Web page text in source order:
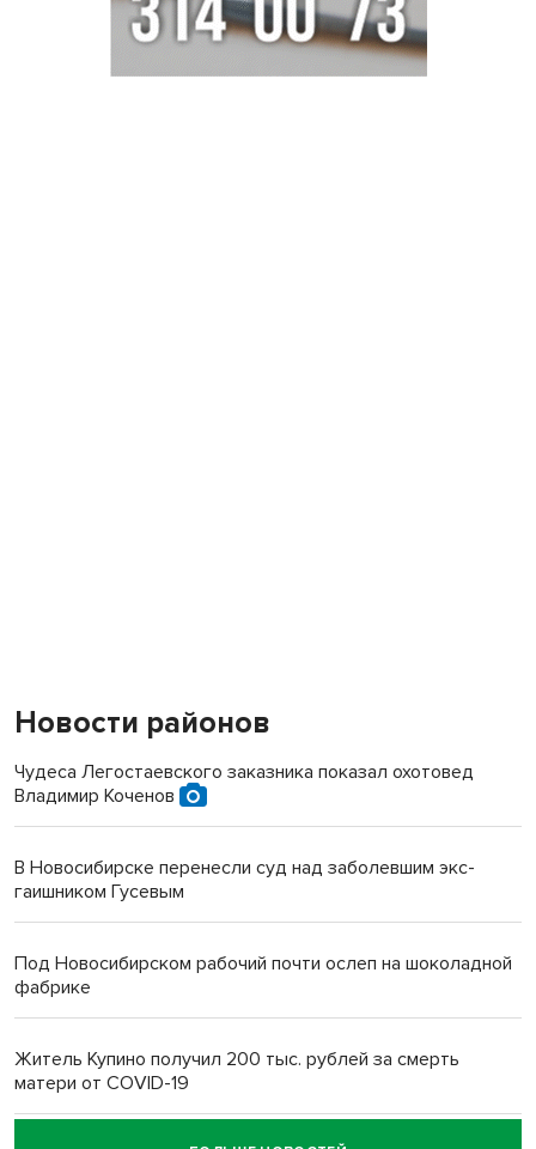
Новости районов
Чудеса Легостаевского заказника показал охотовед
Владимир Коченов
В Новосибирске перенесли суд над заболевшим экс-
гаишником Гусевым
Под Новосибирском рабочий почти ослеп на шоколадной
фабрике
Житель Купино получил 200 тыс. рублей за смерть
матери от COVID-19